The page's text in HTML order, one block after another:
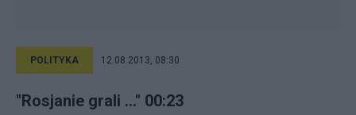
POLITYKA 12.08.2013, 08:30
"Rosjanie grali ..." 00:23